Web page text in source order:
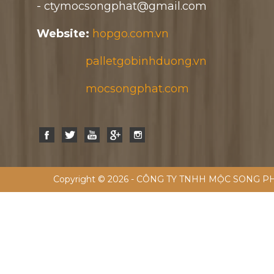
- ctymocsongphat@gmail.com
Website: hopgo.com.vn
palletgobinhduong.vn
mocsongphat.com
Copyright © 2026 - CÔNG TY TNHH MỘC SONG